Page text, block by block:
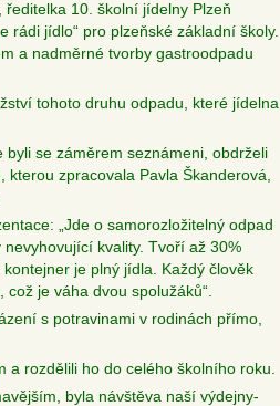
ředitelka 10. školní jídelny Plzeň
rádi jídlo“ pro plzeňské základní školy.
a nadměrné tvorby gastroodpadu
tohoto druhu odpadu, které jídelna
byli se záměrem seznámeni, obdrželi
kterou zpracovala Pavla Škanderová,
„Jde o samorozložitelný odpad
kvality. Tvoří až 30%
je plný jídla. Každý člověk
je váha dvou spolužáků“.
s potravinami v rodinách přímo,
a rozdělili ho do celého školního roku.
byla návštěva naší výdejny-